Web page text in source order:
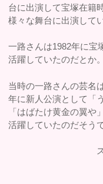
台に出演して宝塚在籍
様々な舞台に出演して
一路さんは1982年に宝
活躍していたのだとか。
当時の一路さんの芸名
年に新人公演として「
「はばたけ黄金の翼
活躍していたのだそう